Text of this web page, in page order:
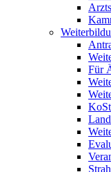
Für